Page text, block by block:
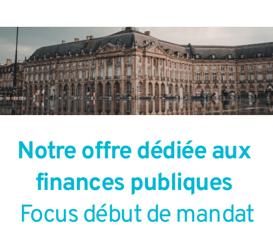
Notre offre dédiée aux
finances publiques
Focus début de mandat